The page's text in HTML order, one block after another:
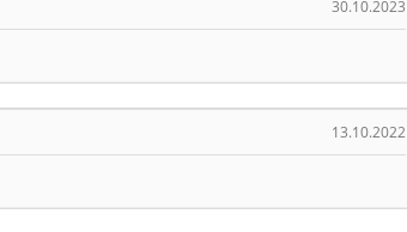
30.10.2023
13.10.2022